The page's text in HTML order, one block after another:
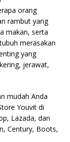
orang
rambut yang
makan, serta
merasakan
yang
jerawat,
mudah Anda
Youvit di
Lazada, dan
Century, Boots,